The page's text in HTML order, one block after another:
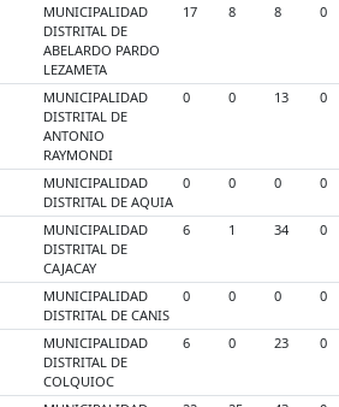
MUNICIPALIDAD
DISTRITAL DE
ABELARDO PARDO
LEZAMETA
17 8 8 0
MUNICIPALIDAD
DISTRITAL DE
ANTONIO
RAYMONDI
0 0 13 0
MUNICIPALIDAD
DISTRITAL DE AQUIA
0 0 0 0
MUNICIPALIDAD
DISTRITAL DE
CAJACAY
6 1 34 0
MUNICIPALIDAD
DISTRITAL DE CANIS
0 0 0 0
MUNICIPALIDAD
DISTRITAL DE
COLQUIOC
6 0 23 0